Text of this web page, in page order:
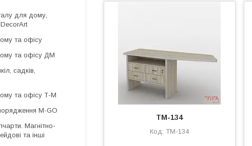
ТМ-134
ТМ-134
для дому,
та офісу
та офісу ДМ
садків,
та офісу Т-М
M-GO
Магнітно-
та інші